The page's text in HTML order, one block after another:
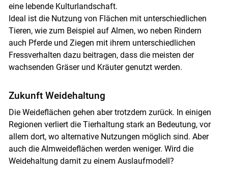
eine lebende Kulturlandschaft.
Ideal ist die Nutzung von Flächen mit unterschiedlichen
Tieren, wie zum Beispiel auf Almen, wo neben Rindern
auch Pferde und Ziegen mit ihrem unterschiedlichen
Fressverhalten dazu beitragen, dass die meisten der
wachsenden Gräser und Kräuter genutzt werden.
Zukunft Weidehaltung
Die Weideflächen gehen aber trotzdem zurück. In einigen
Regionen verliert die Tierhaltung stark an Bedeutung, vor
allem dort, wo alternative Nutzungen möglich sind. Aber
auch die Almweideflächen werden weniger. Wird die
Weidehaltung damit zu einem Auslaufmodell?